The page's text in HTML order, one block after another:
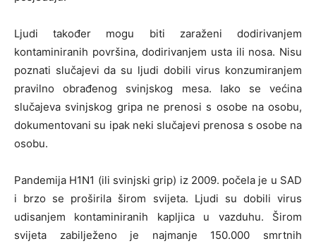
Ljudi također mogu biti zaraženi dodirivanjem
kontaminiranih površina, dodirivanjem usta ili nosa. Nisu
poznati slučajevi da su ljudi dobili virus konzumiranjem
pravilno obrađenog svinjskog mesa. Iako se većina
slučajeva svinjskog gripa ne prenosi s osobe na osobu,
dokumentovani su ipak neki slučajevi prenosa s osobe na
osobu.
Pandemija H1N1 (ili svinjski grip) iz 2009. počela je u SAD
i brzo se proširila širom svijeta. Ljudi su dobili virus
udisanjem kontaminiranih kapljica u vazduhu. Širom
svijeta zabilježeno je najmanje 150.000 smrtnih